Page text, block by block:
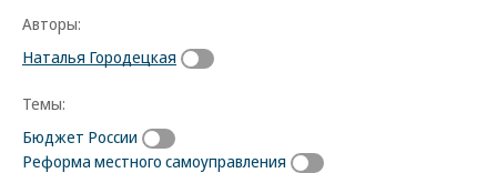
Авторы:
Наталья Городецкая
Темы:
Бюджет России
Реформа местного самоуправления